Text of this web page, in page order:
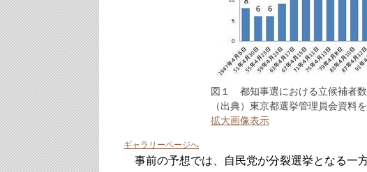
図１ 都知事選における立候補者
（出典）東京都選挙管理員会資料
拡大画像表示
ギャラリーページへ
事前の予想では、自民党が分裂選挙となる一